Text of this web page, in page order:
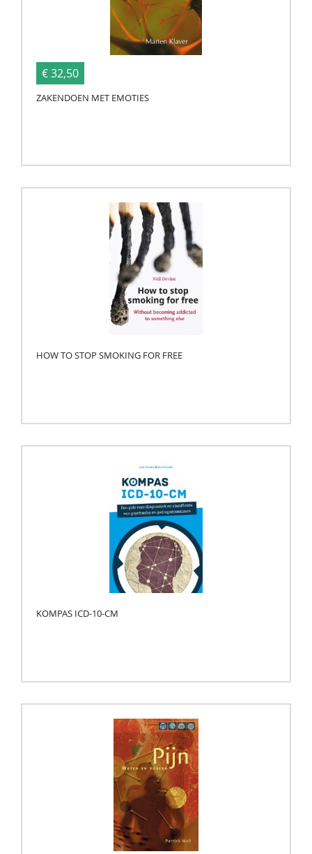
€ 32,50
ZAKENDOEN MET EMOTIES
HOW TO STOP SMOKING FOR FREE
KOMPAS ICD-10-CM